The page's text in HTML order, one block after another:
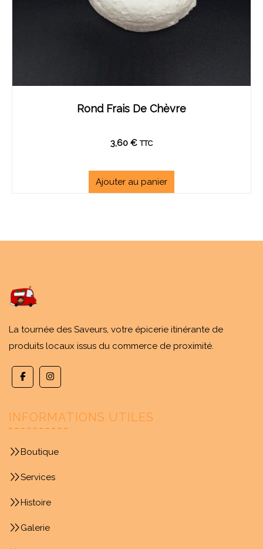
Rond Frais De Chèvre
3,60 € TTC
Ajouter au panier
La tournée des Saveurs, votre épicerie itinérante de
produits locaux issus du commerce de proximité.
INFORMATIONS UTILES
Boutique
Services
Histoire
Galerie